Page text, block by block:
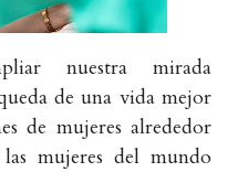
nuestra mirada
de una vida mejor
de mujeres alrededor
mujeres del mundo